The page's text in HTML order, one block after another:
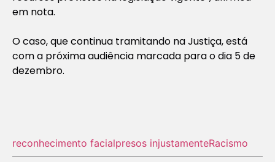
em nota.
O caso, que continua tramitando na Justiça, está
com a próxima audiência marcada para o dia 5 de
dezembro.
reconhecimento facialpresos injustamenteRacismo